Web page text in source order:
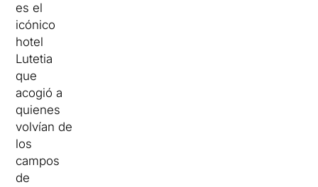
es el
icónico
hotel
Lutetia
que
acogió a
quienes
volvían de
los
campos
de